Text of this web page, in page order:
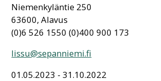
Niemenkyläntie 250
63600, Alavus
(0)6 526 1550 (0)400 900 173
lissu@sepanniemi.fi
01.05.2023 - 31.10.2022